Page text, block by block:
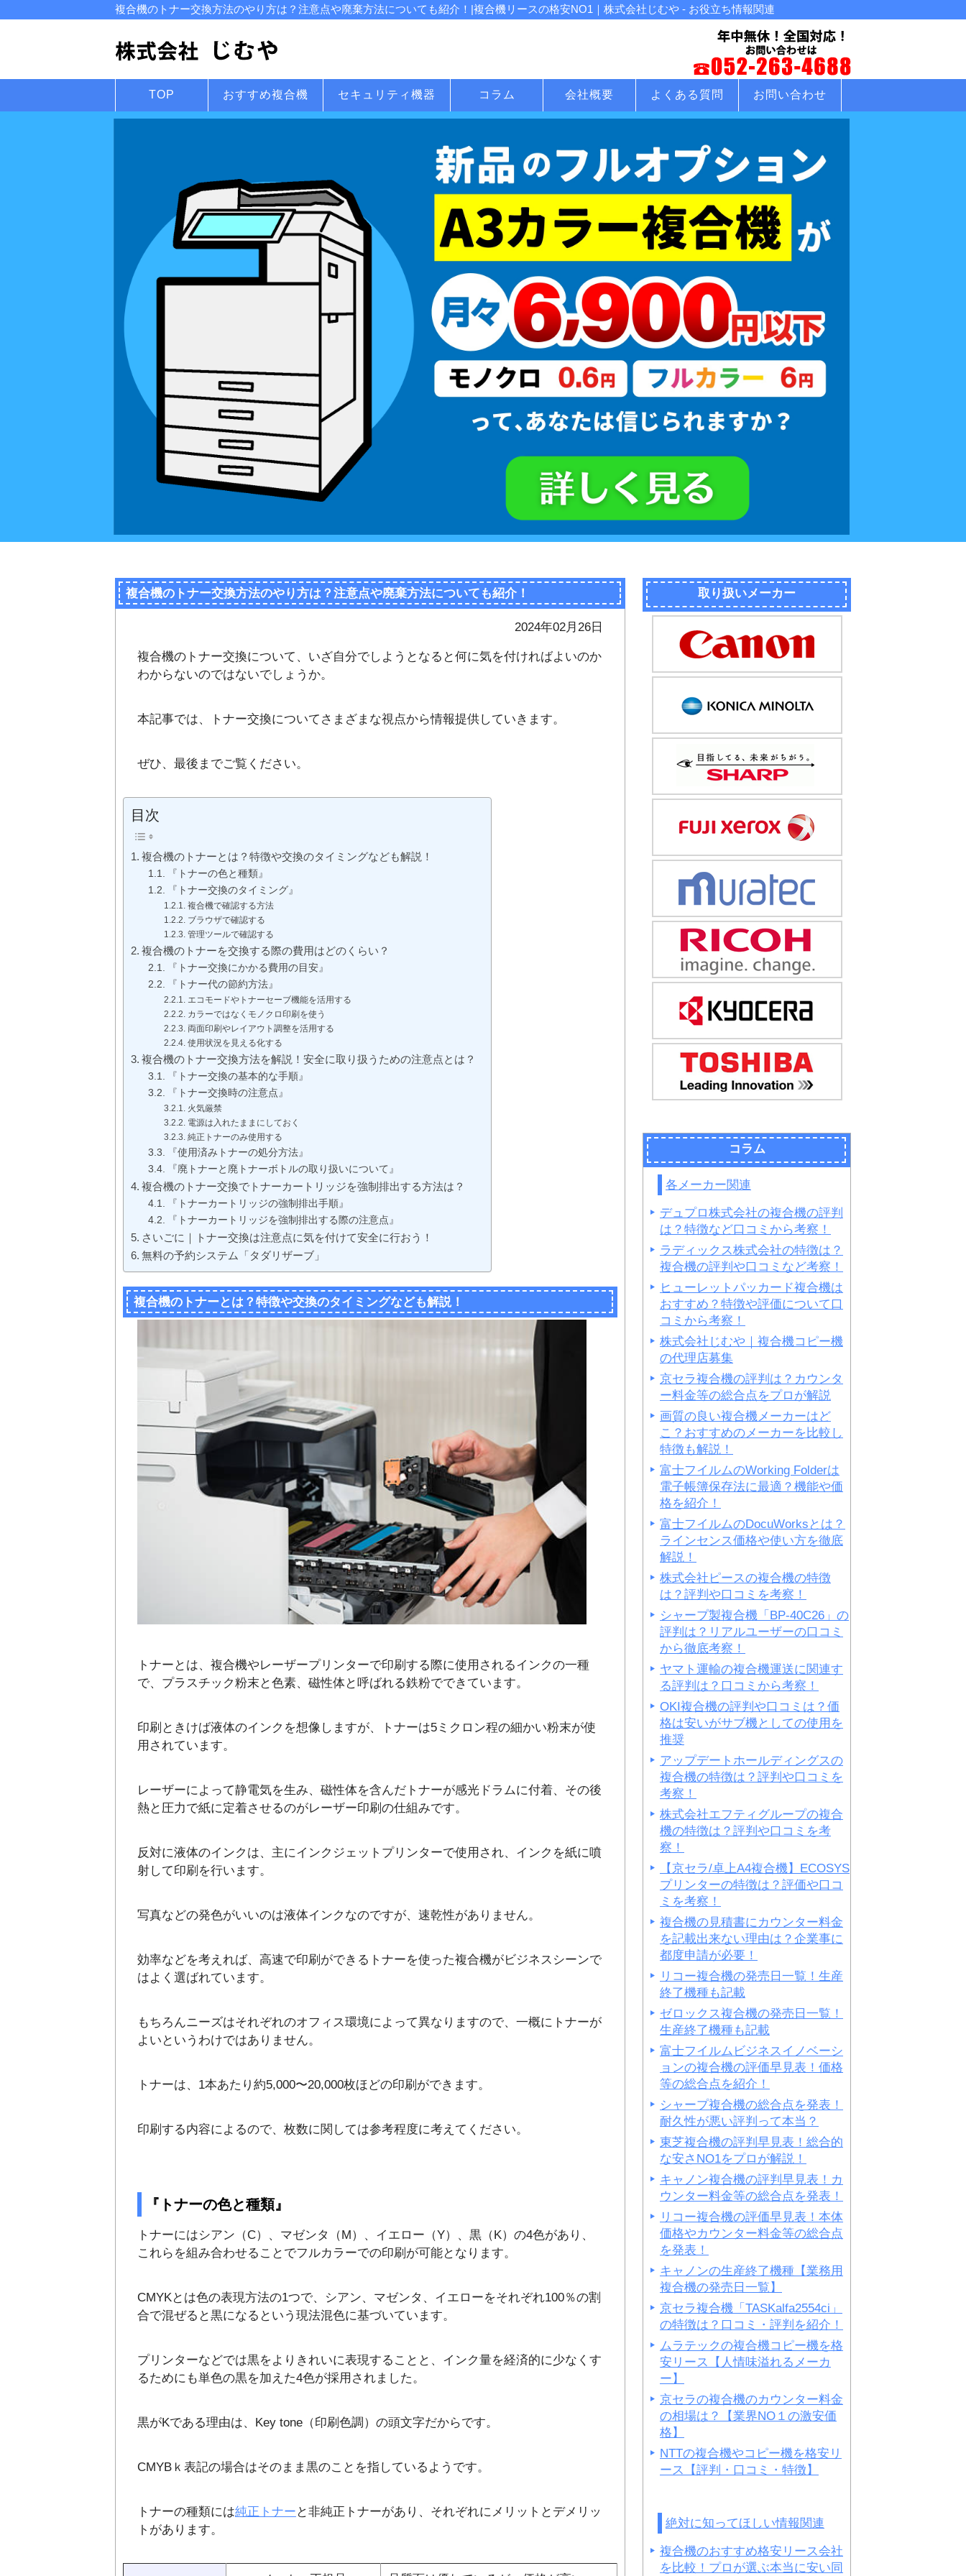
複合機のトナー交換方法のやり方は？注意点や廃棄方法についても紹介！|複合機リースの格安NO1｜株式会社じむや - お役立ち情報関連
TOP おすすめ複合機 セキュリティ機器 コラム 会社概要 よくある質問 お問い合わせ
複合機のトナー交換方法のやり方は？注意点や廃棄方法についても紹介！
2024年02月26日
複合機のトナー交換について、いざ自分でしようとなると何に気を付ければよいのか
わからないのではないでしょうか。
本記事では、トナー交換についてさまざまな視点から情報提供していきます。
ぜひ、最後までご覧ください。
目次
複合機のトナーとは？特徴や交換のタイミングなども解説！
『トナーの色と種類』
『トナー交換のタイミング』
複合機で確認する方法
ブラウザで確認する
管理ツールで確認する
複合機のトナーを交換する際の費用はどのくらい？
『トナー交換にかかる費用の目安』
『トナー代の節約方法』
エコモードやトナーセーブ機能を活用する
カラーではなくモノクロ印刷を使う
両面印刷やレイアウト調整を活用する
使用状況を見える化する
複合機のトナー交換方法を解説！安全に取り扱うための注意点とは？
『トナー交換の基本的な手順』
『トナー交換時の注意点』
火気厳禁
電源は入れたままにしておく
純正トナーのみ使用する
『使用済みトナーの処分方法』
『廃トナーと廃トナーボトルの取り扱いについて』
複合機のトナー交換でトナーカートリッジを強制排出する方法は？
『トナーカートリッジの強制排出手順』
『トナーカートリッジを強制排出する際の注意点』
さいごに｜トナー交換は注意点に気を付けて安全に行おう！
無料の予約システム「タダリザーブ」
複合機のトナーとは？特徴や交換のタイミングなども解説！
トナーとは、複合機やレーザープリンターで印刷する際に使用されるインクの一種
で、プラスチック粉末と色素、磁性体と呼ばれる鉄粉でできています。
印刷ときけば液体のインクを想像しますが、トナーは5ミクロン程の細かい粉末が使
用されています。
レーザーによって静電気を生み、磁性体を含んだトナーが感光ドラムに付着、その後
熱と圧力で紙に定着させるのがレーザー印刷の仕組みです。
反対に液体のインクは、主にインクジェットプリンターで使用され、インクを紙に噴
射して印刷を行います。
写真などの発色がいいのは液体インクなのですが、速乾性がありません。
効率などを考えれば、高速で印刷ができるトナーを使った複合機がビジネスシーンで
はよく選ばれています。
もちろんニーズはそれぞれのオフィス環境によって異なりますので、一概にトナーが
よいというわけではありません。
トナーは、1本あたり約5,000〜20,000枚ほどの印刷ができます。
印刷する内容によるので、枚数に関しては参考程度に考えてください。
『トナーの色と種類』
トナーにはシアン（C）、マゼンタ（M）、イエロー（Y）、黒（K）の4色があり、
これらを組み合わせることでフルカラーでの印刷が可能となります。
CMYKとは色の表現方法の1つで、シアン、マゼンタ、イエローをそれぞれ100％の割
合で混ぜると黒になるという現法混色に基づいています。
プリンターなどでは黒をよりきれいに表現することと、インク量を経済的に少なくす
るためにも単色の黒を加えた4色が採用されました。
黒がKである理由は、Key tone（印刷色調）の頭文字だからです。
CMYBｋ表記の場合はそのまま黒のことを指しているようです。
トナーの種類には純正トナー と非純正トナーがあり、それぞれにメリットとデメリッ
トがあります。
取り扱いメーカー
コラム
各メーカー関連
デュプロ株式会社の複合機の評判
は？特徴など口コミから考察！
ラディックス株式会社の特徴は？
複合機の評判や口コミなど考察！
ヒューレットパッカード複合機は
おすすめ？特徴や評価について口
コミから考察！
株式会社じむや｜複合機コピー機
の代理店募集
京セラ複合機の評判は？カウンタ
ー料金等の総合点をプロが解説
画質の良い複合機メーカーはど
こ？おすすめのメーカーを比較し
特徴も解説！
富士フイルムのWorking Folderは
電子帳簿保存法に最適？機能や価
格を紹介！
富士フイルムのDocuWorksとは？
ラインセンス価格や使い方を徹底
解説！
株式会社ピースの複合機の特徴
は？評判や口コミを考察！
シャープ製複合機「BP-40C26」の
評判は？リアルユーザーの口コミ
から徹底考察！
ヤマト運輸の複合機運送に関連す
る評判は？口コミから考察！
OKI複合機の評判や口コミは？価
格は安いがサブ機としての使用を
推奨
アップデートホールディングスの
複合機の特徴は？評判や口コミを
考察！
株式会社エフティグループの複合
機の特徴は？評判や口コミを考
察！
【京セラ/卓上A4複合機】ECOSYS
プリンターの特徴は？評価や口コ
ミを考察！
複合機の見積書にカウンター料金
を記載出来ない理由は？企業事に
都度申請が必要！
リコー複合機の発売日一覧！生産
終了機種も記載
ゼロックス複合機の発売日一覧！
生産終了機種も記載
富士フイルムビジネスイノベーシ
ョンの複合機の評価早見表！価格
等の総合点を紹介！
シャープ複合機の総合点を発表！
耐久性が悪い評判って本当？
東芝複合機の評判早見表！総合的
な安さNO1をプロが解説！
キャノン複合機の評判早見表！カ
ウンター料金等の総合点を発表！
リコー複合機の評価早見表！本体
価格やカウンター料金等の総合点
を発表！
キャノンの生産終了機種【業務用
複合機の発売日一覧】
京セラ複合機「TASKalfa2554ci」
の特徴は？口コミ・評判を紹介！
ムラテックの複合機コピー機を格
安リース【人情味溢れるメーカ
ー】
京セラの複合機のカウンター料金
の相場は？【業界NO１の激安価
格】
NTTの複合機やコピー機を格安リ
ース【評判・口コミ・特徴】
絶対に知ってほしい情報関連
複合機のおすすめ格安リース会社
を比較！プロが選ぶ本当に安い同